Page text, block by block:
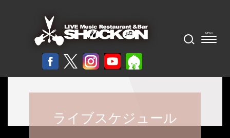
ライブスケジュール